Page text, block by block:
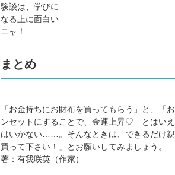
験談は、学びに
なる上に面白い
ニャ！
まとめ
「お金持ちにお財布を買ってもらう」と、「
ンセットにすることで、金運上昇♡ とはい
はいかない……。そんなときは、できるだけ
買って下さい！」とお願いしてみましょう。
著：有我咲英（作家）